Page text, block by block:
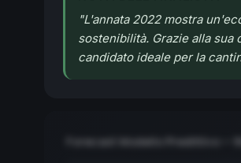
"L'annata 2022 mostra
sostenibilità. Grazie alla
candidato ideale per la
Forecast Modello Predittivo —